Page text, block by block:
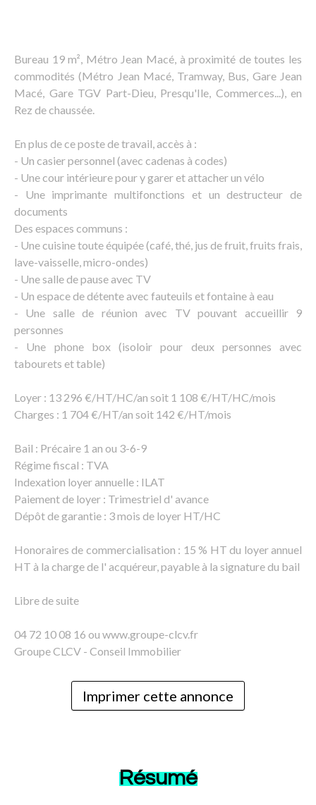
Bureau 19 m², Métro Jean Macé, à proximité de toutes les
commodités (Métro Jean Macé, Tramway, Bus, Gare Jean
Macé, Gare TGV Part-Dieu, Presqu'Ile, Commerces...), en
Rez de chaussée.
En plus de ce poste de travail, accès à :
- Un casier personnel (avec cadenas à codes)
- Une cour intérieure pour y garer et attacher un vélo
- Une imprimante multifonctions et un destructeur de
documents
Des espaces communs :
- Une cuisine toute équipée (café, thé, jus de fruit, fruits frais,
lave-vaisselle, micro-ondes)
- Une salle de pause avec TV
- Un espace de détente avec fauteuils et fontaine à eau
- Une salle de réunion avec TV pouvant accueillir 9
personnes
- Une phone box (isoloir pour deux personnes avec
tabourets et table)
Loyer : 13 296 €/HT/HC/an soit 1 108 €/HT/HC/mois
Charges : 1 704 €/HT/an soit 142 €/HT/mois
Bail : Précaire 1 an ou 3-6-9
Régime fiscal : TVA
Indexation loyer annuelle : ILAT
Paiement de loyer : Trimestriel d' avance
Dépôt de garantie : 3 mois de loyer HT/HC
Honoraires de commercialisation : 15 % HT du loyer annuel
HT à la charge de l' acquéreur, payable à la signature du bail
Libre de suite
04 72 10 08 16 ou www.groupe-clcv.fr
Groupe CLCV - Conseil Immobilier
Imprimer cette annonce
Résumé